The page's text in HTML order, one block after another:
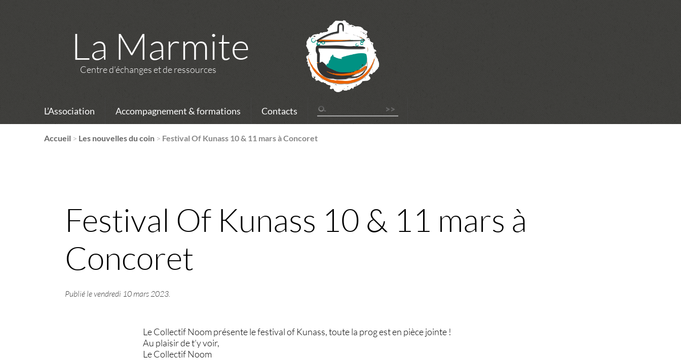
La Marmite
Centre d’échanges et de ressources
L’Association Accompagnement & formations Contacts
Accueil > Les nouvelles du coin > Festival Of Kunass 10 & 11 mars à Concoret
Festival Of Kunass 10 & 11 mars à
Concoret
Publié levendredi 10 mars 2023.
Le Collectif Noom présente le festival of Kunass, toute la prog est en pièce jointe !
Au plaisir de t’y voir,
Le Collectif Noom